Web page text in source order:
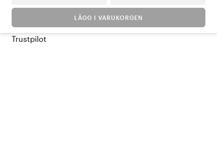
LÄGG I VARUKORGEN
Trustpilot